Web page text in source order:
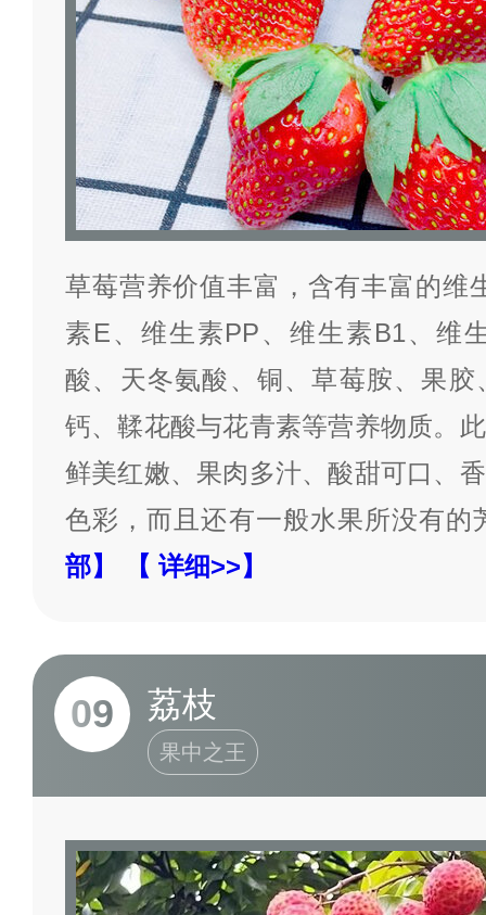
草莓营养价值丰富，含有丰富的维
素E、维生素PP、维生素B1、维
酸、天冬氨酸、铜、草莓胺、果
钙、鞣花酸与花青素等营养物质。
鲜美红嫩、果肉多汁、酸甜可口、
色彩，而且还有一般水果所没有的
部】
【 详细>>】
09 荔枝
果中之王